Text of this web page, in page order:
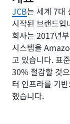
JCB는 세계 7대
시작된 브랜드입
회사는 2017년
시스템을
고 있습니다. 표
30% 절감할 것
터 인프라를 기
했습니다.